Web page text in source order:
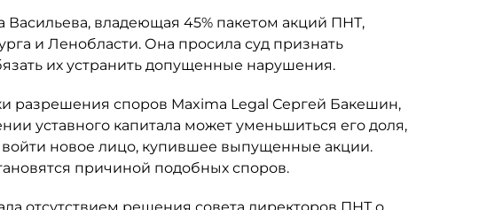
Васильева, владеющая 45% пакетом акций ПНТ,
и Ленобласти. Она просила суд признать
их устранить допущенные нарушения.
разрешения споров Maxima Legal Сергей Бакешин,
уставного капитала может уменьшиться его доля,
новое лицо, купившее выпущенные акции.
причиной подобных споров.